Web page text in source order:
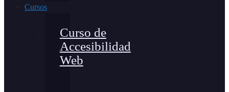
Cursos
Curso de
Accesibilidad
Web